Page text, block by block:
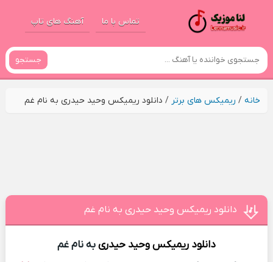
تماس با ما آهنگ های تاپ
جستجو
خانه/ ریمیکس های برتر / دانلود ریمیکس وحید حیدری به نام غم
دانلود ریمیکس وحید حیدری به نام غم
دانلود ریمیکسوحید حیدریبه نام غم